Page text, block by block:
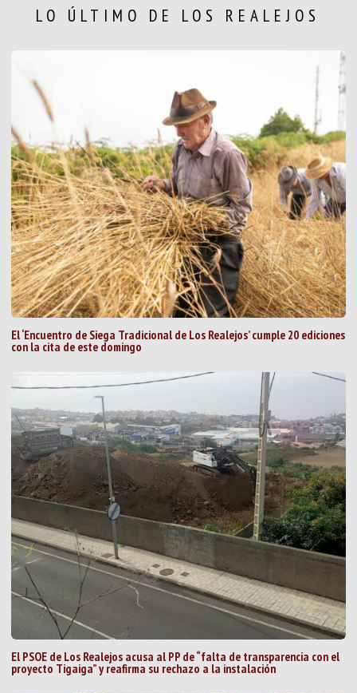
LO ÚLTIMO DE LOS REALEJOS
El ‘Encuentro de Siega Tradicional de Los Realejos’ cumple 20 ediciones
con la cita de este domingo
El PSOE de Los Realejos acusa al PP de “falta de transparencia con el
proyecto Tigaiga” y reafirma su rechazo a la instalación